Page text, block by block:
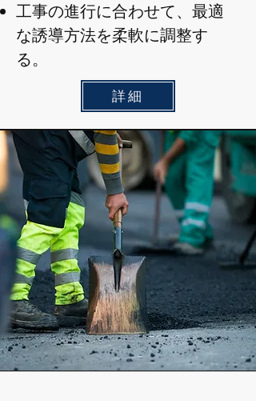
工事の進行に合わせて、最適
な誘導方法を柔軟に調整す
る。
詳細